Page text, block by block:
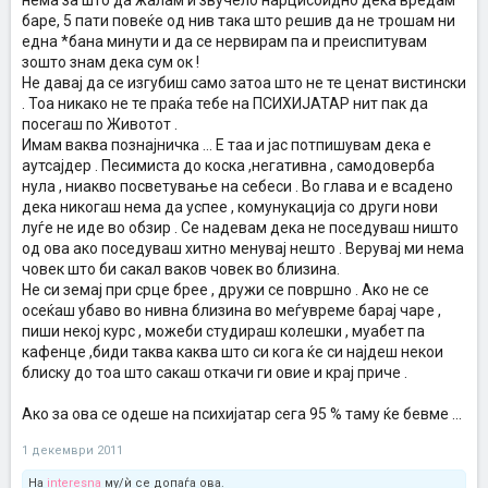
баре, 5 пати повеќе од нив така што решив да не трошам ни
една *бана минути и да се нервирам па и преиспитувам
зошто знам дека сум ок !
Не давај да се изгубиш само затоа што не те ценат вистински
. Тоа никако не те праќа тебе на ПСИХИЈАТАР нит пак да
посегаш по Животот .
Имам ваква познајничка ... Е таа и јас потпишувам дека е
аутсајдер . Песимиста до коска ,негативна , самодоверба
нула , ниакво посветување на себеси . Во глава и е всадено
дека никогаш нема да успее , комунукација со други нови
луѓе не иде во обзир . Се надевам дека не поседуваш ништо
од ова ако поседуваш хитно менувај нешто . Верувај ми нема
човек што би сакал ваков човек во близина.
Не си земај при срце брее , дружи се површно . Ако не се
осеќаш убаво во нивна близина во меѓувреме барај чаре ,
пиши некој курс , можеби студираш колешки , муабет па
кафенце ,биди таква каква што си кога ќе си најдеш некои
блиску до тоа што сакаш откачи ги овие и крај приче .
Ако за ова се одеше на психијатар сега 95 % таму ќе бевме ...
1 декември 2011
На interesna му/ѝ се допаѓа ова.